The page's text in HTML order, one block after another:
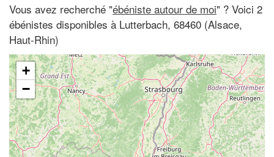
Vous avez recherché "ébéniste autour de moi" ? Voici 2
ébénistes disponibles à Lutterbach, 68460 (Alsace,
Haut-Rhin)
+
−